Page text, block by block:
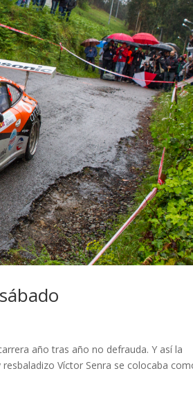
año tras año no defrauda. Y así la
Víctor Senra se colocaba